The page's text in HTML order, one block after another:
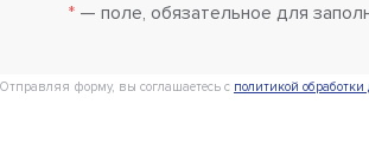
* — поле, обязательное для
Отправляя форму, вы соглашаетесь с политикой